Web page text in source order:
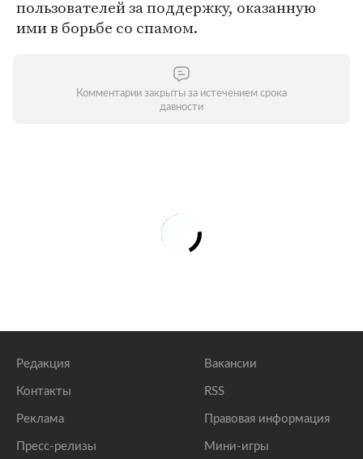
пользователей за поддержку, оказанную
ими в борьбе со спамом.
Комментарии закрыты за истечением срока
давности
Редакция
Контакты
Реклама
Пресс-релизы
Вакансии
RSS
Правовая информация
Мини-игры